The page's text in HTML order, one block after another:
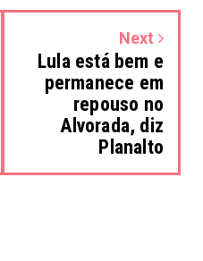
Next
Lula está bem e
permanece em
repouso no
Alvorada, diz
Planalto